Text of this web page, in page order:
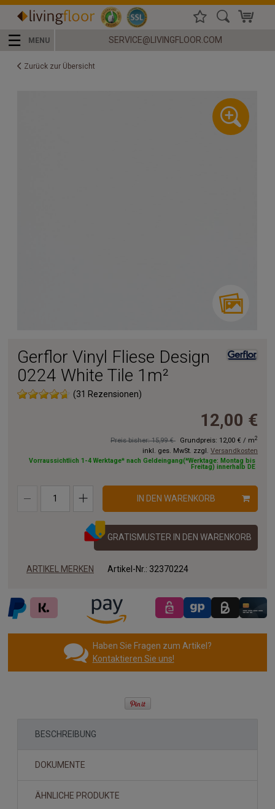
☰ MENU SERVICE@LIVINGFLOOR.COM
Zurück zur Übersicht
Gerflor Vinyl Fliese Design
0224 White Tile 1m²
(31 Rezensionen)
12,00 €
Preis bisher: 15,99 € Grundpreis: 12,00 € / m2
inkl. ges. MwSt. zzgl. Versandkosten
Vorraussichtlich 1-4 Werktage* nach Geldeingang(*Werktage: Montag bis
Freitag) innerhalb DE
IN DEN WARENKORB
GRATISMUSTER IN DEN WARENKORB
ARTIKEL MERKEN Artikel-Nr.: 32370224
Haben Sie Fragen zum Artikel?
Kontaktieren Sie uns!
BESCHREIBUNG
DOKUMENTE
ÄHNLICHE PRODUKTE